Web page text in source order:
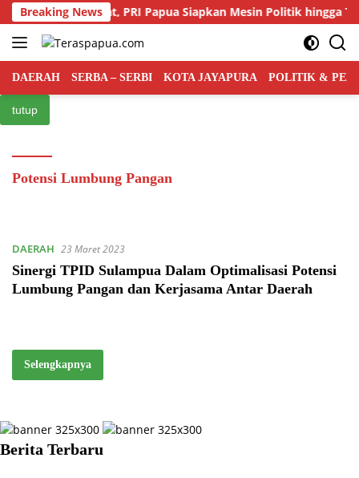
Langsung
ke
konten
Breaking News
Kian Ketat, PRI Papua Siapkan Mesin Politik hingga
DAERAH SERBA – SERBI KOTA JAYAPURA POLITIK &
tutup
Potensi Lumbung Pangan
DAERAH 23 Maret 2023
Sinergi TPID Sulampua Dalam Optimalisasi Potensi
Lumbung Pangan dan Kerjasama Antar Daerah
Selengkapnya
Berita Terbaru